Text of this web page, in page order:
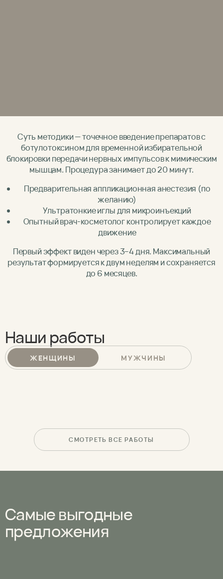
Суть методики — точечное введение препаратов с
ботулотоксином для временной избирательной
блокировки передачи нервных импульсов к мимическим
мышцам. Процедура занимает до 20 минут.
Предварительная аппликационная анестезия (по
желанию)
Ультратонкие иглы для микроинъекций
Опытный врач-косметолог контролирует каждое
движение
Первый эффект виден через 3–4 дня. Максимальный
результат формируется к двум неделям и сохраняется
до 6 месяцев.
Наши работы
ЖЕНЩИНЫ МУЖЧИНЫ
СМОТРЕТЬ ВСЕ РАБОТЫ
Самые выгодные
предложения